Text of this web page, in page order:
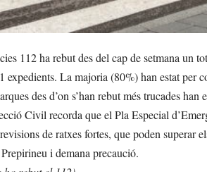
112 ha rebut des del cap de setmana un
expedients. La majoria (80%) han estat per
des d’on s’han rebut més trucades
Civil recorda que el Pla Especial
de ratxes fortes, que poden superar
i demana precaució.